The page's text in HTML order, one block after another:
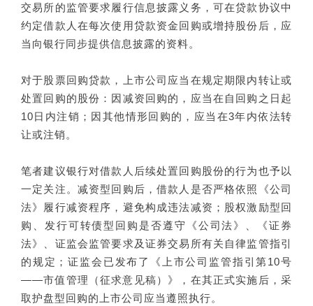
交易所的监管要求履行信息披露义务，可在贷款协议中
约定借款人在每次使用贷款资金回购或增持股份后，应
当向银行同步提供信息披露的资料。
对于股票回购贷款，上市公司应当在规定期限内转让或
处置回购的股份：因减资回购的，应当在自回购之日起
10日内注销；因其他情形回购的，应当在3年内依法转
让或注销。
笔者建议银行对借款人后续处置回购股份的行为也予以
一定关注。减资型回购后，借款人是否严格依照《公司
法》履行减资程序，避免构成违法减资；股权激励型回
购、发行可转债型回购是否遵守《公司法》、《证券
法》、证监会监管要求及证券交易所有关自律监管指引
的规定；证监会已发布了《上市公司监管指引第10号
——市值管理（征求意见稿）》，在其正式实施后，采
取护盘型回购的上市公司应当遵照执行。